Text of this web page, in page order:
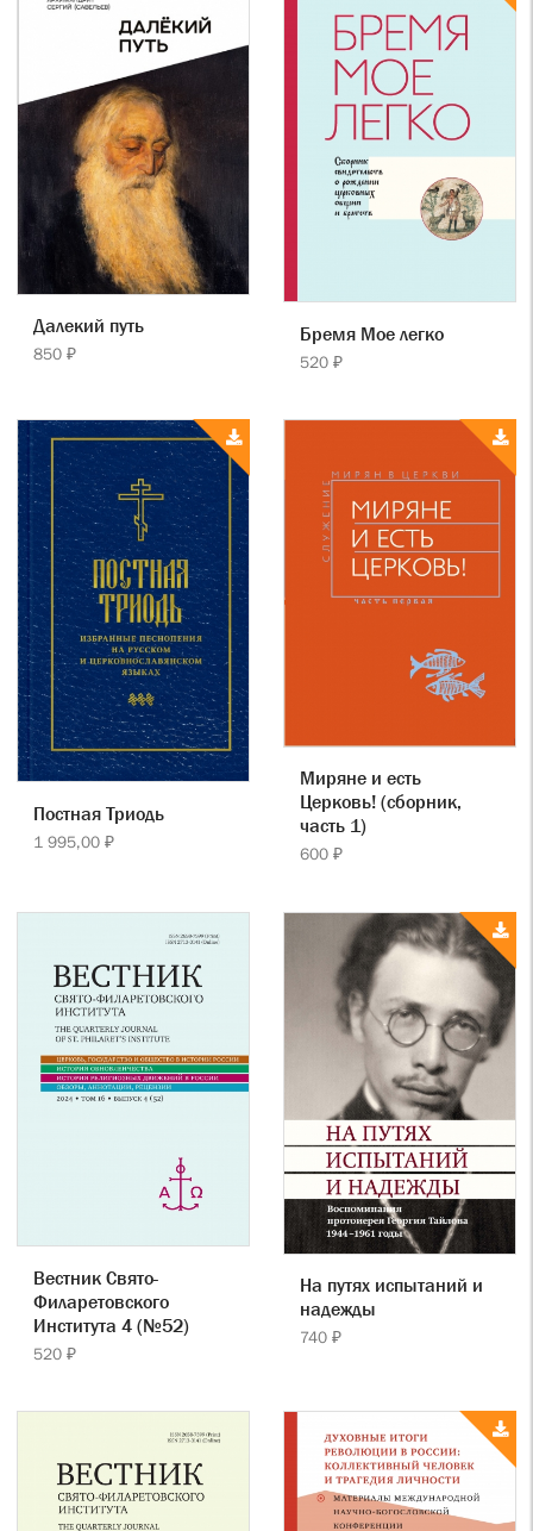
Далекий путь
850 ₽
Бремя Мое легко
520 ₽
Постная Триодь
1 995,00 ₽
Миряне и есть
Церковь! (сборник,
часть 1)
600 ₽
Вестник Свято-
Филаретовского
Института 4 (№52)
520 ₽
На путях испытаний и
надежды
740 ₽